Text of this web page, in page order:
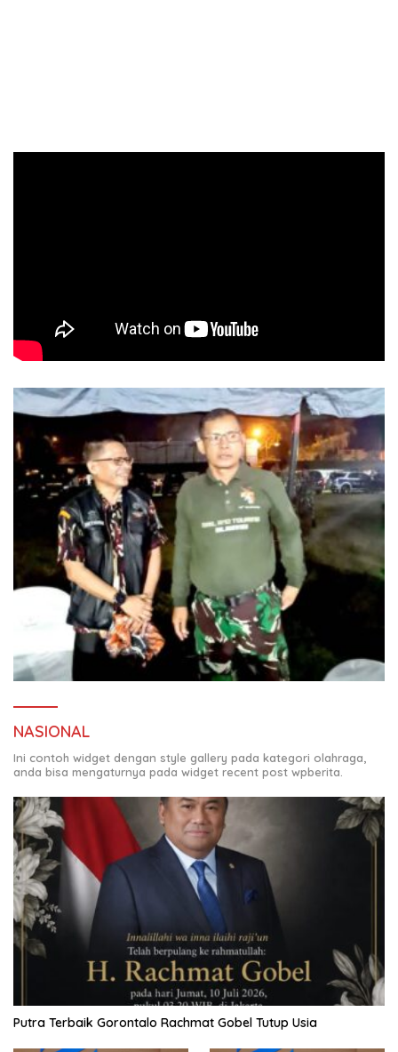
NASIONAL
Ini contoh widget dengan style gallery pada kategori olahraga,
anda bisa mengaturnya pada widget recent post wpberita.
Putra Terbaik Gorontalo Rachmat Gobel Tutup Usia